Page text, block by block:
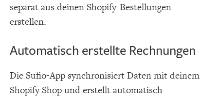
separat aus deinen Shopify-Bestellungen
erstellen.
Automatisch erstellte Rechnungen
Die Sufio-App synchronisiert Daten mit deinem
Shopify Shop und erstellt automatisch